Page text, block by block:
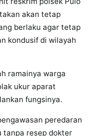
akan tetap
berlaku agar tetap
kondusif di wilayah
ramainya warga
ukur aparat
fungsinya.
peredaran
tanpa resep dokter